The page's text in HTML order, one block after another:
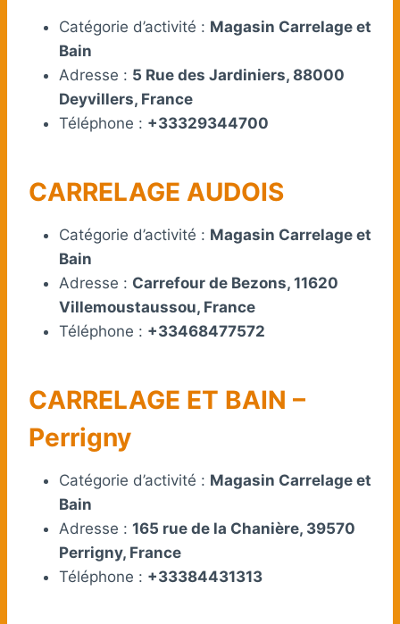
Catégorie d’activité : Magasin Carrelage et
Bain
Adresse : 5 Rue des Jardiniers, 88000
Deyvillers, France
Téléphone : +33329344700
CARRELAGE AUDOIS
Catégorie d’activité : Magasin Carrelage et
Bain
Adresse : Carrefour de Bezons, 11620
Villemoustaussou, France
Téléphone : +33468477572
CARRELAGE ET BAIN –
Perrigny
Catégorie d’activité : Magasin Carrelage et
Bain
Adresse : 165 rue de la Chanière, 39570
Perrigny, France
Téléphone : +33384431313